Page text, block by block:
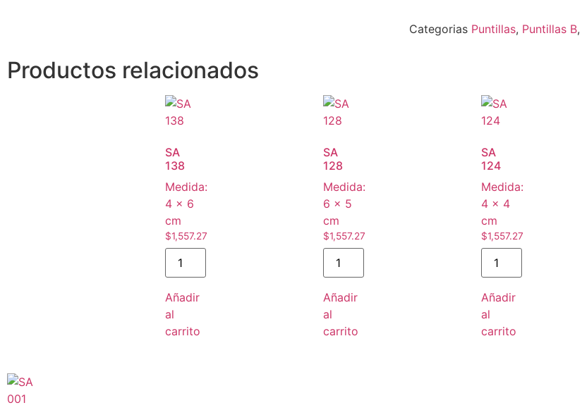
Categorias Puntillas, Puntillas B,
Productos relacionados
SA
138
Medida:
4 × 6
cm
$1,557.27
Añadir
al
carrito
SA
128
Medida:
6 × 5
cm
$1,557.27
Añadir
al
carrito
SA
124
Medida:
4 × 4
cm
$1,557.27
Añadir
al
carrito